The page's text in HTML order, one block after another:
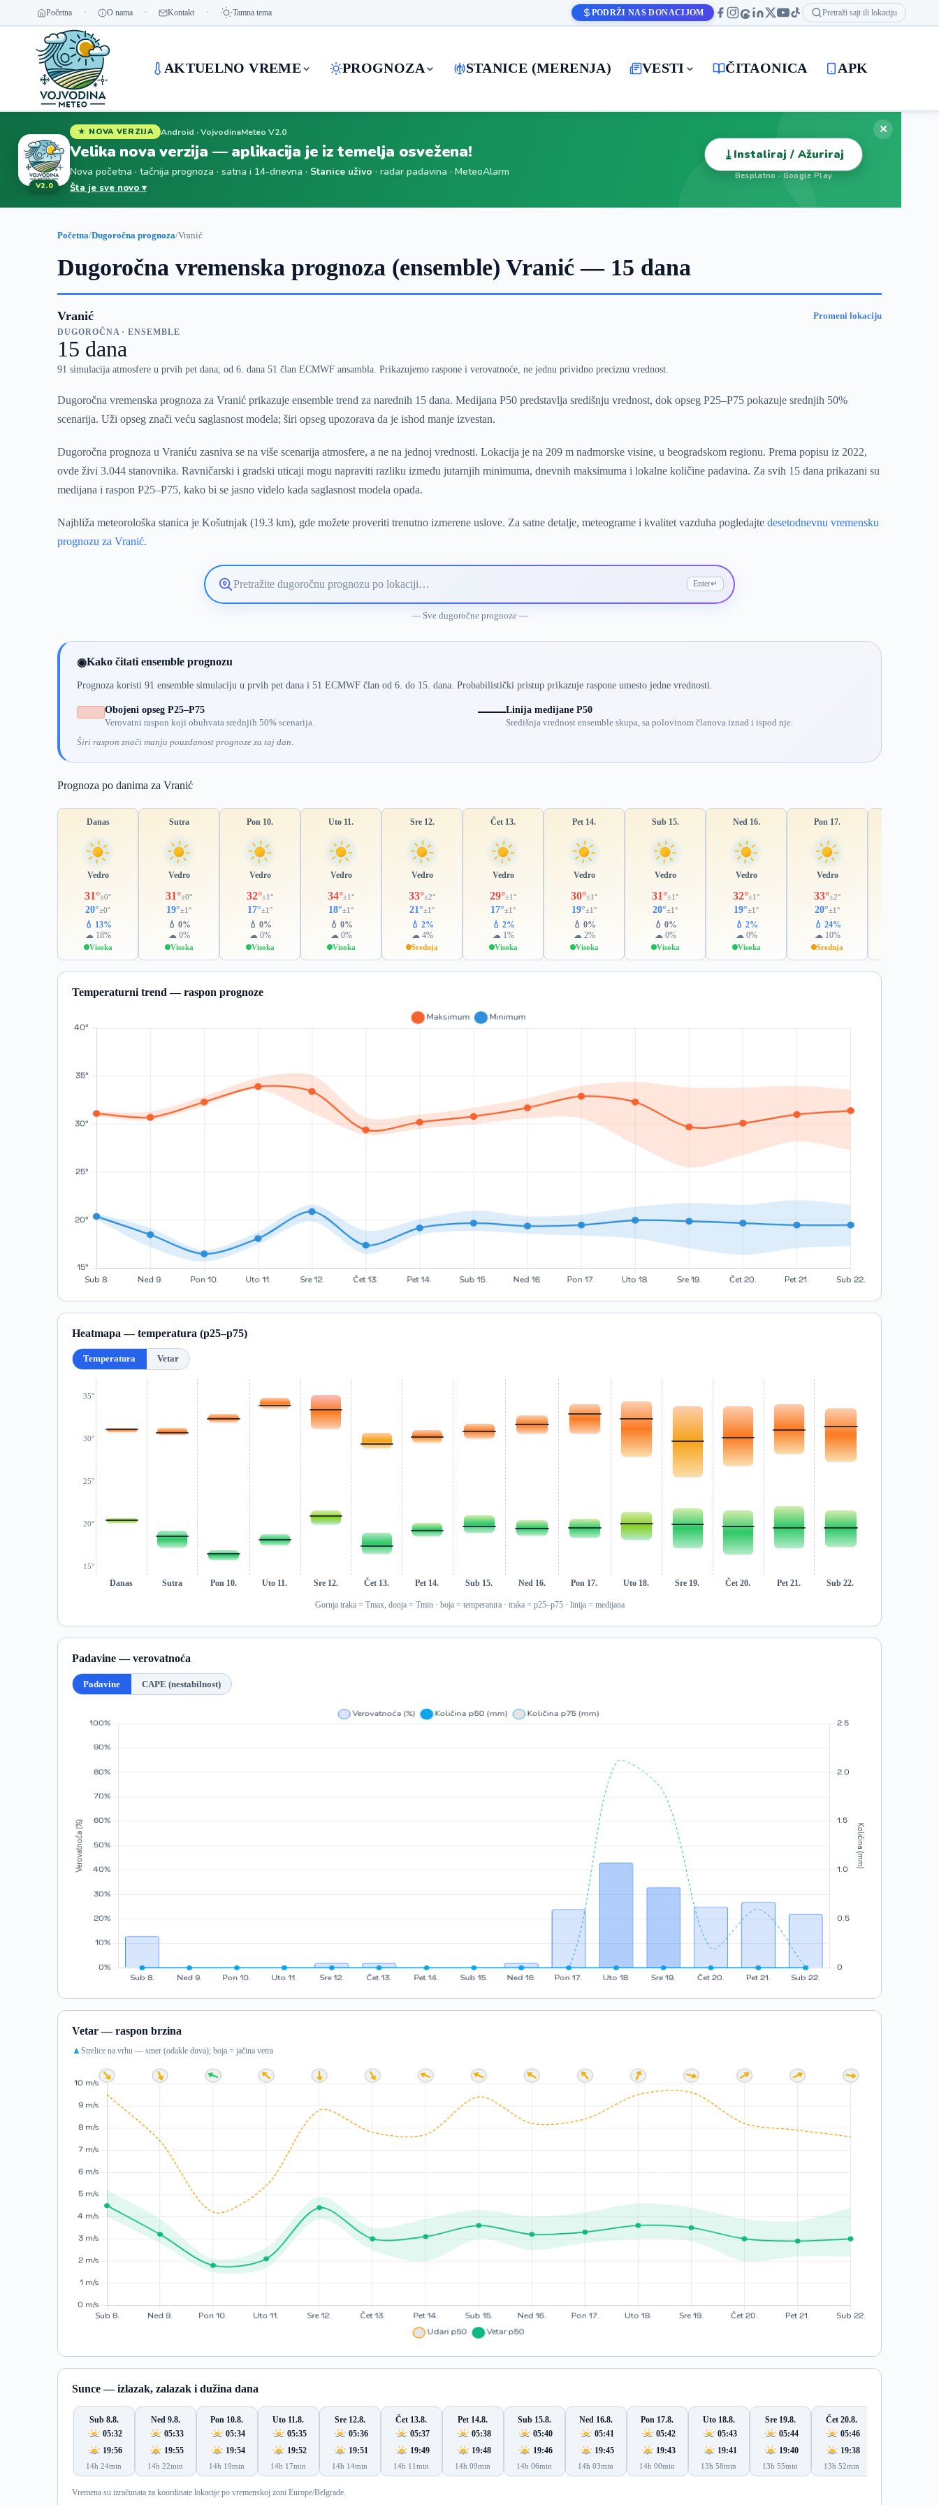
Početna O nama Kontakt Tamna tema PODRŽI NAS DONACIJOM Pretraži sajt ili lokaciju
AKTUELNO VREME PROGNOZA STANICE (MERENJA) VESTI ČITAONICA APK
V2.0
★ NOVA VERZIJA Android · VojvodinaMeteo V2.0
Velika nova verzija — aplikacija je iz temelja osvežena!
Nova početna · tačnija prognoza · satna i 14-dnevna · Stanice uživo · radar padavina · MeteoAlarm
Šta je sve novo ▾
⤓Instaliraj / Ažuriraj
Besplatno · Google Play
✕
Početna/Dugoročna prognoza/Vranić
Dugoročna vremenska prognoza (ensemble) Vranić — 15 dana
Vranić Promeni lokaciju
DUGOROČNA · ENSEMBLE
15 dana
91 simulacija atmosfere u prvih pet dana; od 6. dana 51 član ECMWF ansambla. Prikazujemo raspone i verovatnoće, ne jednu prividno preciznu vrednost.
Dugoročna vremenska prognoza za Vranić prikazuje ensemble trend za narednih 15 dana. Medijana P50 predstavlja središnju vrednost, dok opseg P25–P75 pokazuje srednjih 50%
scenarija. Uži opseg znači veću saglasnost modela; širi opseg upozorava da je ishod manje izvestan.
Dugoročna prognoza u Vraniću zasniva se na više scenarija atmosfere, a ne na jednoj vrednosti. Lokacija je na 209 m nadmorske visine, u beogradskom regionu. Prema popisu iz 2022,
ovde živi 3.044 stanovnika. Ravničarski i gradski uticaji mogu napraviti razliku između jutarnjih minimuma, dnevnih maksimuma i lokalne količine padavina. Za svih 15 dana prikazani su
medijana i raspon P25–P75, kako bi se jasno videlo kada saglasnost modela opada.
Najbliža meteorološka stanica je Košutnjak (19.3 km), gde možete proveriti trenutno izmerene uslove. Za satne detalje, meteograme i kvalitet vazduha pogledajtedesetodnevnu vremensku
prognozu za Vranić.
Pretražite
lokaciju
Enter↵
— Sve dugoročne prognoze —
◉Kako čitati ensemble prognozu
Prognoza koristi 91 ensemble simulaciju u prvih pet dana i 51 ECMWF član od 6. do 15. dana. Probabilistički pristup prikazuje raspone umesto jedne vrednosti.
Obojeni opseg P25–P75
Verovatni raspon koji obuhvata srednjih 50% scenarija.
Linija medijane P50
Središnja vrednost ensemble skupa, sa polovinom članova iznad i ispod nje.
Širi raspon znači manju pouzdanost prognoze za taj dan.
Prognoza po danima za Vranić
Danas
Vedro
31°±0°
20°±0°
💧 13%
☁ 18%
Visoka
Sutra
Vedro
31°±0°
19°±1°
💧 0%
☁ 0%
Visoka
Pon 10.
Vedro
32°±1°
17°±1°
💧 0%
☁ 0%
Visoka
Uto 11.
Vedro
34°±1°
18°±1°
💧 0%
☁ 0%
Visoka
Sre 12.
Vedro
33°±2°
21°±1°
💧 2%
☁ 4%
Srednja
Čet 13.
Vedro
29°±1°
17°±1°
💧 2%
☁ 1%
Visoka
Pet 14.
Vedro
30°±1°
19°±1°
💧 0%
☁ 2%
Visoka
Sub 15.
Vedro
31°±1°
20°±1°
💧 0%
☁ 0%
Visoka
Ned 16.
Vedro
32°±1°
19°±1°
💧 2%
☁ 0%
Visoka
Pon 17.
Vedro
33°±2°
20°±1°
💧 24%
☁ 10%
Srednja
Temperaturni trend — raspon prognoze
Heatmapa — temperatura (p25–p75)
Temperatura Vetar
15°
20°
25°
30°
35°
Danas Sutra Pon 10. Uto 11. Sre 12. Čet 13. Pet 14. Sub 15. Ned 16. Pon 17. Uto 18. Sre 19. Čet 20. Pet 21. Sub 22.
Gornja traka = Tmax, donja = Tmin · boja = temperatura · traka = p25–p75 · linija = medijana
Padavine — verovatnoća
Padavine CAPE (nestabilnost)
Vetar — raspon brzina
▲Strelice na vrhu — smer (odakle duva); boja = jačina vetra
Sunce — izlazak, zalazak i dužina dana
Sub 8.8.
05:32
19:56
14h 24min
Ned 9.8.
05:33
19:55
14h 22min
Pon 10.8.
05:34
19:54
14h 19min
Uto 11.8.
05:35
19:52
14h 17min
Sre 12.8.
05:36
19:51
14h 14min
Čet 13.8.
05:37
19:49
14h 11min
Pet 14.8.
05:38
19:48
14h 09min
Sub 15.8.
05:40
19:46
14h 06min
Ned 16.8.
05:41
19:45
14h 03min
Pon 17.8.
05:42
19:43
14h 00min
Uto 18.8.
05:43
19:41
13h 58min
Sre 19.8.
05:44
19:40
13h 55min
Čet 20.8.
05:46
19:38
13h 52min
Vremena su izračunata za koordinate lokacije po vremenskoj zoni Europe/Belgrade.